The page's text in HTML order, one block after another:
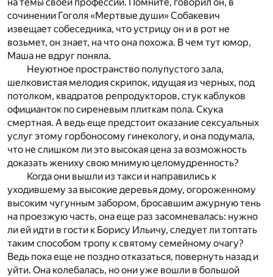
на темы своей профессии. Помните, говорил он, в
сочинении Гоголя «Мертвые души» Собакевич
извещает собеседника, что устрицу он и в рот не
возьмет, он знает, на что она похожа. В чем тут юмор,
Маша не вдруг поняла.
Неуютное пространство полупустого зала,
шелковистая мелодия скрипок, идущая из черных, под
потолком, квадратов репродукторов, стук каблуков
официанток по сиреневым плиткам пола. Скука
смертная. А ведь еще предстоит оказание сексуальных
услуг этому горбоносому гинекологу, и она подумала,
что не слишком ли это высокая цена за возможность
доказать жениху свою мнимую целомудренность?
Когда они вышли из такси и направились к
уходившему за высокие деревья дому, огороженному
высоким чугунным забором, бросавшим ажурную тень
на проезжую часть, она еще раз засомневалась: нужно
ли ей идти в гости к Борису Ильичу, следует ли топтать
таким способом тропу к святому семейному очагу?
Ведь пока еще не поздно отказаться, повернуть назад и
уйти. Она колебалась, но они уже вошли в большой